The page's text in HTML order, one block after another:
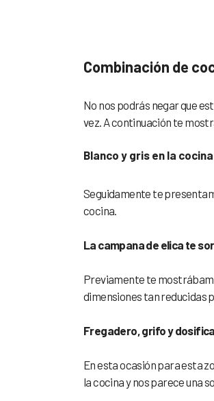
Combinación de
No nos podrás negar que
vez. A continuación te
Blanco y gris en la
Seguidamente te
cocina.
La campana de elica te
Previamente te
dimensiones tan reducidas
Fregadero, grifo y
En esta ocasión para esta
la cocina y nos parece una